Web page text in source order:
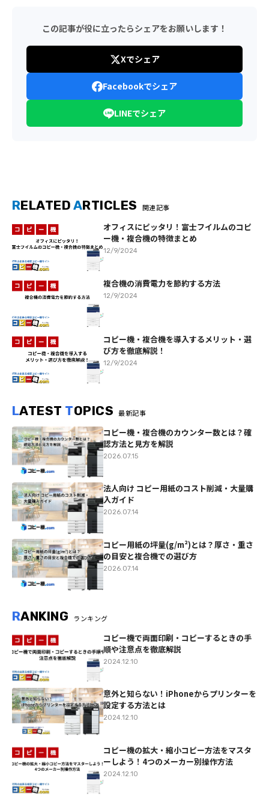
この記事が役に立ったらシェアをお願いします！
Xでシェア
Facebookでシェア
LINEでシェア
RELATED ARTICLES 関連記事
オフィスにピッタリ！富士フイルムのコピ
ー機・複合機の特徴まとめ
12/9/2024
複合機の消費電力を節約する方法
12/9/2024
コピー機・複合機を導入するメリット・選
び方を徹底解説！
12/9/2024
LATEST TOPICS 最新記事
コピー機・複合機のカウンター数とは？確
認方法と見方を解説
2026.07.15
法人向け コピー用紙のコスト削減・大量購
入ガイド
2026.07.14
コピー用紙の坪量(g/m²)とは？厚さ・重さ
の目安と複合機での選び方
2026.07.14
RANKING ランキング
コピー機で両面印刷・コピーするときの手
順や注意点を徹底解説
2024.12.10
意外と知らない！iPhoneからプリンターを
設定する方法とは
2024.12.10
コピー機の拡大・縮小コピー方法をマスタ
ーしよう！4つのメーカー別操作方法
2024.12.10